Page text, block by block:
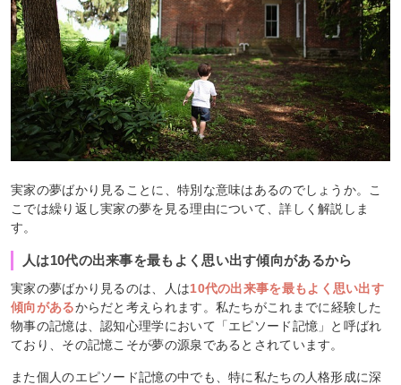
実家の夢ばかり見ることに、特別な意味はあるのでしょうか。こ
こでは繰り返し実家の夢を見る理由について、詳しく解説しま
す。
人は10代の出来事を最もよく思い出す傾向があるから
実家の夢ばかり見るのは、人は10代の出来事を最もよく思い出す
傾向があるからだと考えられます。私たちがこれまでに経験した
物事の記憶は、認知心理学において「エピソード記憶」と呼ばれ
ており、その記憶こそが夢の源泉であるとされています。
また個人のエピソード記憶の中でも、特に私たちの人格形成に深